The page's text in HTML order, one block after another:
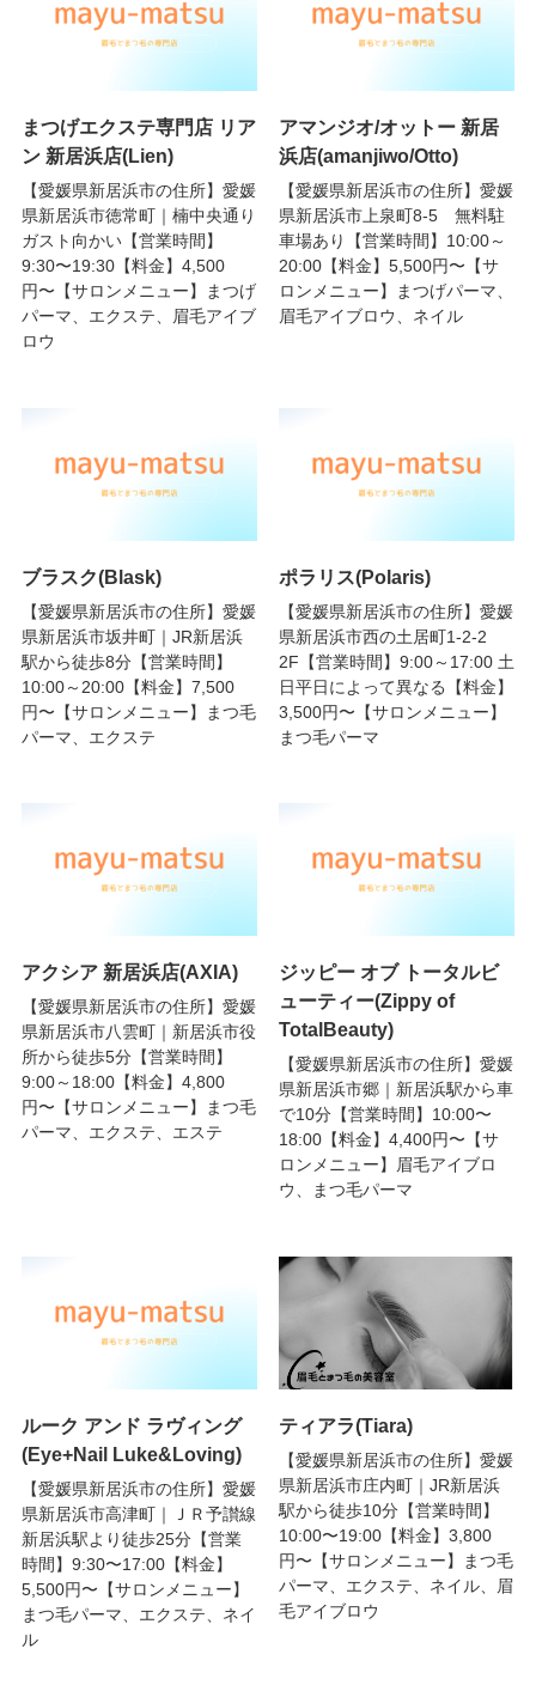
まつげエクステ専門店 リア
ン 新居浜店(Lien)
【愛媛県新居浜市の住所】愛媛
県新居浜市徳常町｜楠中央通り
ガスト向かい【営業時間】
9:30〜19:30【料金】4,500
円〜【サロンメニュー】まつげ
パーマ、エクステ、眉毛アイブ
ロウ
アマンジオ/オットー 新居
浜店(amanjiwo/Otto)
【愛媛県新居浜市の住所】愛媛
県新居浜市上泉町8-5 無料駐
車場あり【営業時間】10:00～
20:00【料金】5,500円〜【サ
ロンメニュー】まつげパーマ、
眉毛アイブロウ、ネイル
ブラスク(Blask)
【愛媛県新居浜市の住所】愛媛
県新居浜市坂井町｜JR新居浜
駅から徒歩8分【営業時間】
10:00～20:00【料金】7,500
円〜【サロンメニュー】まつ毛
パーマ、エクステ
ポラリス(Polaris)
【愛媛県新居浜市の住所】愛媛
県新居浜市西の土居町1-2-2
2F【営業時間】9:00～17:00 土
日平日によって異なる【料金】
3,500円〜【サロンメニュー】
まつ毛パーマ
アクシア 新居浜店(AXIA)
【愛媛県新居浜市の住所】愛媛
県新居浜市八雲町｜新居浜市役
所から徒歩5分【営業時間】
9:00～18:00【料金】4,800
円〜【サロンメニュー】まつ毛
パーマ、エクステ、エステ
ジッピー オブ トータルビ
ューティー(Zippy of
TotalBeauty)
【愛媛県新居浜市の住所】愛媛
県新居浜市郷｜新居浜駅から車
で10分【営業時間】10:00〜
18:00【料金】4,400円〜【サ
ロンメニュー】眉毛アイブロ
ウ、まつ毛パーマ
ルーク アンド ラヴィング
(Eye+Nail Luke&Loving)
【愛媛県新居浜市の住所】愛媛
県新居浜市高津町｜ＪＲ予讃線
新居浜駅より徒歩25分【営業
時間】9:30〜17:00【料金】
5,500円〜【サロンメニュー】
まつ毛パーマ、エクステ、ネイ
ル
ティアラ(Tiara)
【愛媛県新居浜市の住所】愛媛
県新居浜市庄内町｜JR新居浜
駅から徒歩10分【営業時間】
10:00〜19:00【料金】3,800
円〜【サロンメニュー】まつ毛
パーマ、エクステ、ネイル、眉
毛アイブロウ